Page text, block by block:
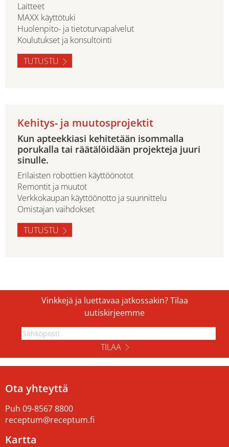
Laitteet
MAXX käyttötuki
Huolenpito- ja tietoturvapalvelut
Koulutukset ja konsultointi
TUTUSTU
Kehitys- ja muutosprojektit
Kun apteekkiasi kehitetään isommalla
porukalla tai räätälöidään projekteja juuri
sinulle.
Erilaisten robottien käyttöönotot
Remontit ja muutot
Verkkokaupan käyttöönotto ja suunnittelu
Omistajan vaihdokset
TUTUSTU
Vinkkejä ja luettavaa jatkossakin? Tilaa
uutiskirjeemme
TILAA
Ota yhteyttä
Puh 09-8567 8800
receptum@receptum.fi
Kartta